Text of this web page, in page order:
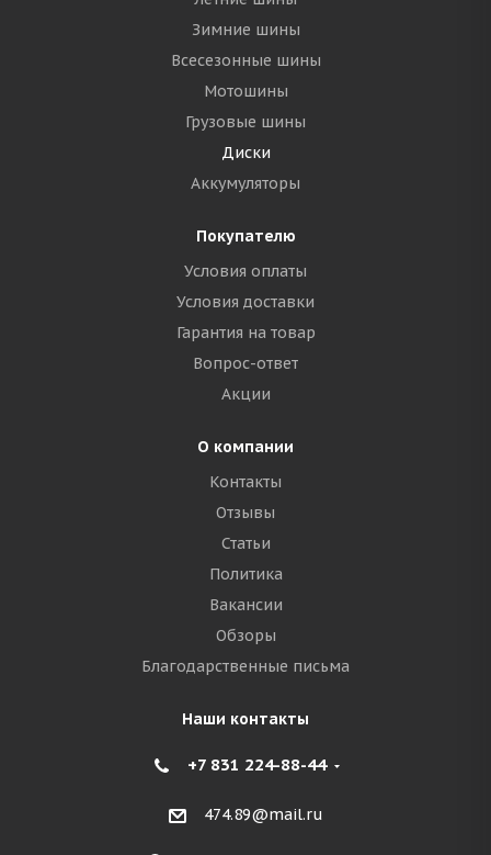
Зимние шины
Всесезонные шины
Мотошины
Грузовые шины
Диски
Аккумуляторы
Покупателю
Условия оплаты
Условия доставки
Гарантия на товар
Вопрос-ответ
Акции
О компании
Контакты
Отзывы
Статьи
Политика
Вакансии
Обзоры
Благодарственные письма
Наши контакты
+7 831 224-88-44
474.89@mail.ru